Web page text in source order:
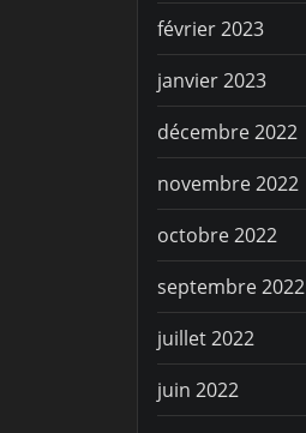
février 2023
janvier 2023
décembre 2022
novembre 2022
octobre 2022
septembre 2022
juillet 2022
juin 2022